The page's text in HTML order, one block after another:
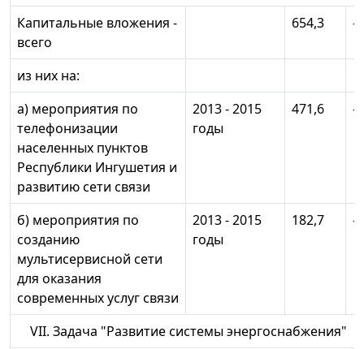
Капитальные вложения -
всего
654,3 -
из них на:
а) мероприятия по
телефонизации
населенных пунктов
Республики Ингушетия и
развитию сети связи
2013 - 2015
годы
471,6 -
б) мероприятия по
созданию
мультисервисной сети
для оказания
современных услуг связи
2013 - 2015
годы
182,7 -
VII. Задача "Развитие системы энергоснабжения"